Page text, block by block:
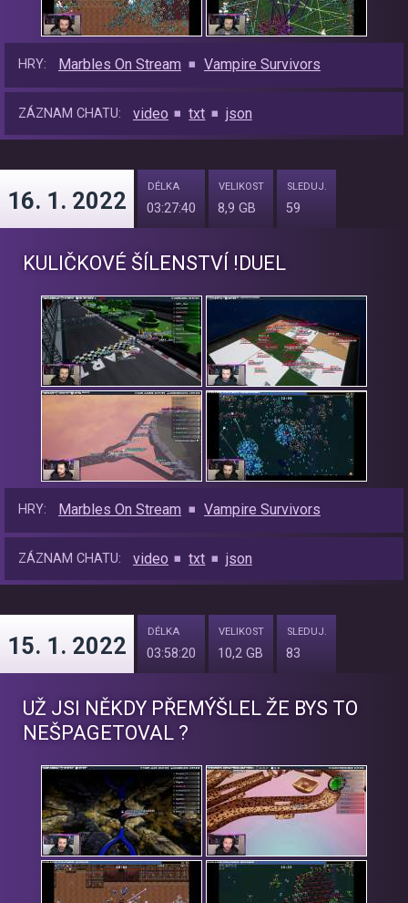
HRY: Marbles On Stream Vampire Survivors
ZÁZNAM CHATU: video txt json
16. 1. 2022
DÉLKA
03:27:40
VELIKOST
8,9 GB
SLEDUJ.
59
KULIČKOVÉ ŠÍLENSTVÍ !DUEL
HRY: Marbles On Stream Vampire Survivors
ZÁZNAM CHATU: video txt json
15. 1. 2022
DÉLKA
03:58:20
VELIKOST
10,2 GB
SLEDUJ.
83
UŽ JSI NĚKDY PŘEMÝŠLEL ŽE BYS TO
NEŠPAGETOVAL ?